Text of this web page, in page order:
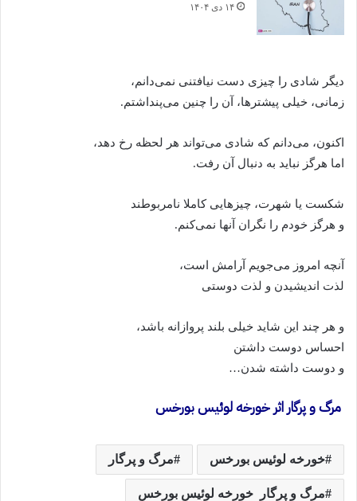
۱۴ دی ۱۴۰۴
دیگر شادی را چیزی دست نیافتنی نمی‌دانم،
زمانی، خیلی پیشترها، آن را چنین می‌پنداشتم.
اکنون، می‌دانم که شادی می‌تواند هر لحظه رخ دهد،
اما هرگز نباید به دنبال آن رفت.
شکست یا شهرت، چیزهایی کاملا نامربوطند
و هرگز خودم را نگران آنها نمی‌کنم.
آنچه امروز می‌جویم آرامش است،
لذت اندیشیدن و لذت دوستی
و هر چند این شاید خیلی بلند پروازانه باشد،
احساس دوست داشتن
و دوست داشته شدن…
مرگ و پرگار اثر خورخه‌ لوئیس بورخس
خورخه‌ لوئیس بورخس مرگ و پرگار
مرگ و پرگار خورخه‌ لوئیس بورخس